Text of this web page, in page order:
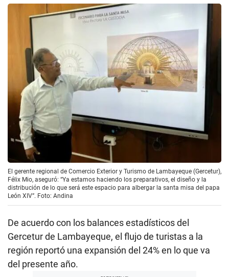
El gerente regional de Comercio Exterior y Turismo de Lambayeque (Gercetur),
Félix Mio, aseguró: “Ya estamos haciendo los preparativos, el diseño y la
distribución de lo que será este espacio para albergar la santa misa del papa
León XIV”. Foto: Andina
De acuerdo con los balances estadísticos del
Gercetur de Lambayeque, el flujo de turistas a la
región reportó una expansión del 24% en lo que va
del presente año.